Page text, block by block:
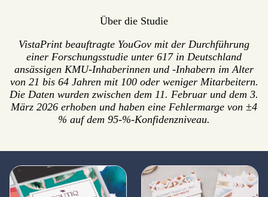
Über die Studie
VistaPrint beauftragte YouGov mit der Durchführung
einer Forschungsstudie unter 617 in Deutschland
ansässigen KMU-Inhaberinnen und -Inhabern im Alter
von 21 bis 64 Jahren mit 100 oder weniger Mitarbeitern.
Die Daten wurden zwischen dem 11. Februar und dem 3.
März 2026 erhoben und haben eine Fehlermarge von ±4
% auf dem 95-%-Konfidenzniveau.